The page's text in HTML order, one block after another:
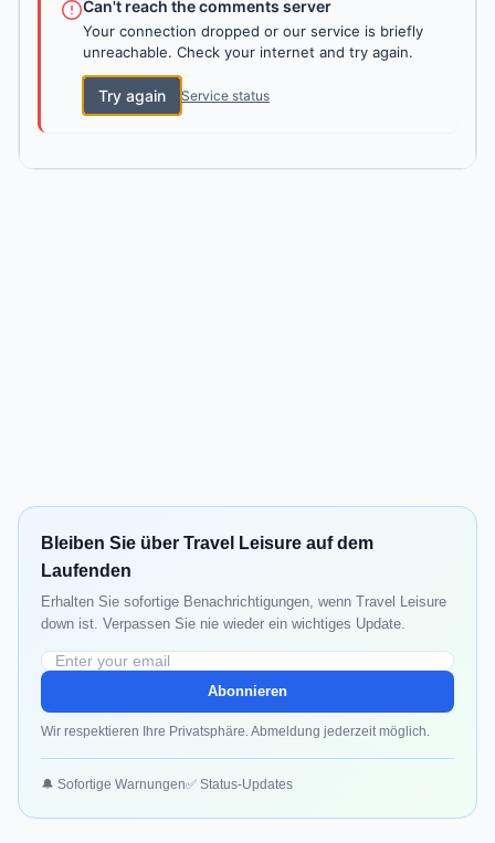
Can't reach the comments server
Your connection dropped or our service is briefly
unreachable. Check your internet and try again.
Try again Service status
Bleiben Sie über Travel Leisure auf dem
Laufenden
Erhalten Sie sofortige Benachrichtigungen, wenn Travel Leisure
down ist. Verpassen Sie nie wieder ein wichtiges Update.
Abonnieren
Wir respektieren Ihre Privatsphäre. Abmeldung jederzeit möglich.
🔔 Sofortige Warnungen✅ Status-Updates